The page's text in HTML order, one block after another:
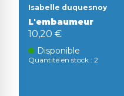
Isabelle duquesnoy
L'embaumeur
10,20 €
Disponible
Quantité en stock : 2